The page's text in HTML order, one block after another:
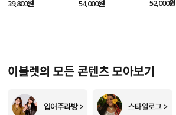
39,800원 54,000원 52,000원
이블렛의 모든 콘텐츠 모아보기